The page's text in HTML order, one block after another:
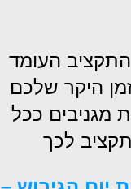
העומד
היקר שלכם
מגניבים ככל
לכך